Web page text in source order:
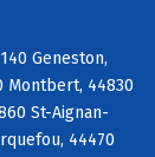
Geneston,
Montbert, 44830
St-Aignan-
44470